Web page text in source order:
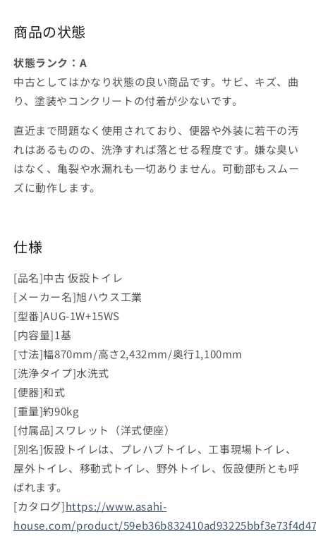
商品の状態
状態ランク：A
中古としてはかなり状態の良い商品です。サビ、キズ、曲
り、塗装やコンクリートの付着が少ないです。
直近まで問題なく使用されており、便器や外装に若干の汚
れはあるものの、洗浄すれば落とせる程度です。嫌な臭い
はなく、亀裂や水漏れも一切ありません。可動部もスムー
ズに動作します。
仕様
[品名]中古 仮設トイレ
[メーカー名]旭ハウス工業
[型番]AUG-1W+15WS
[内容量]1基
[寸法]幅870mm/高さ2,432mm/奥行1,100mm
[洗浄タイプ]水洗式
[便器]和式
[重量]約90kg
[付属品]スワレット（洋式便座）
[別名]仮設トイレは、プレハブトイレ、工事現場トイレ、
屋外トイレ、移動式トイレ、野外トイレ、仮設便所とも呼
ばれます。
[カタログ]https://www.asahi-
house.com/product/